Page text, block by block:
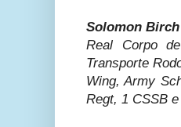
Solomon Birch
Real Corpo
Transporte
Wing, Army
Regt, 1 CSSB